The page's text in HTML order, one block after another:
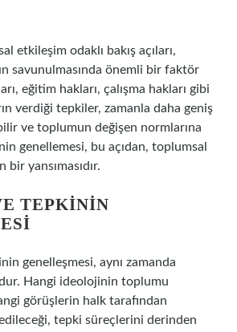
etkileşim odaklı bakış açıları,
savunulmasında önemli bir faktör
eğitim hakları, çalışma hakları gibi
verdiği tepkiler, zamanla daha geniş
ve toplumun değişen normlarına
genellemesi, bu açıdan, toplumsal
yansımasıdır.
TEPKININ
genelleşmesi, aynı zamanda
Hangi ideolojinin toplumu
görüşlerin halk tarafından
tepki süreçlerini derinden